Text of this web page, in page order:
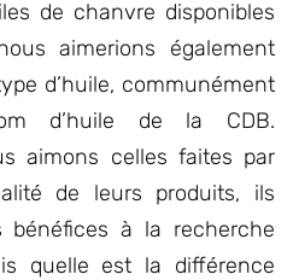
de chanvre disponibles
aimerions également
d’huile, communément
d’huile de la CDB.
aimons celles faites par
de leurs produits, ils
bénéfices à la recherche
quelle est la différence